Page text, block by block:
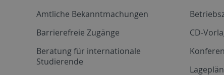
Amtliche Bekanntmachungen
Barrierefreie Zugänge
Beratung für internationale
Studierende
CD-